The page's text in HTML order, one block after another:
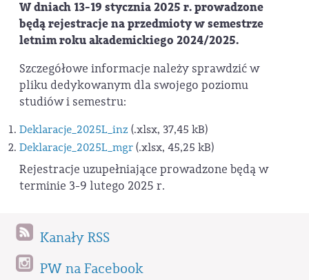
W dniach 13-19 stycznia 2025 r. prowadzone
będą rejestracje na przedmioty w semestrze
letnim roku akademickiego 2024/2025.
Szczegółowe informacje należy sprawdzić w
pliku dedykowanym dla swojego poziomu
studiów i semestru:
Deklaracje_2025L_inz (.xlsx, 37,45 kB)
Deklaracje_2025L_mgr (.xlsx, 45,25 kB)
Rejestracje uzupełniające prowadzone będą w
terminie 3-9 lutego 2025 r.
Kanały RSS
PW na Facebook